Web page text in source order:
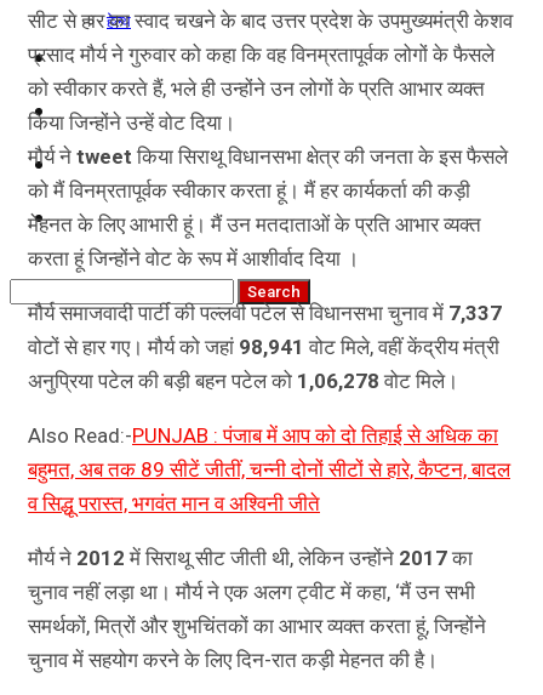
हेल्थ
क्राइम
कृषि
धर्म
विज्ञान तकनीकी
सीट से हार का स्वाद चखने के बाद उत्तर प्रदेश के उपमुख्यमंत्री केशव
प्रसाद मौर्य ने गुरुवार को कहा कि वह विनम्रतापूर्वक लोगों के फैसले
को स्वीकार करते हैं, भले ही उन्होंने उन लोगों के प्रति आभार व्यक्त
किया जिन्होंने उन्हें वोट दिया।
मौर्य ने tweet किया सिराथू विधानसभा क्षेत्र की जनता के इस फैसले
को मैं विनम्रतापूर्वक स्वीकार करता हूं। मैं हर कार्यकर्ता की कड़ी
मेहनत के लिए आभारी हूं। मैं उन मतदाताओं के प्रति आभार व्यक्त
करता हूं जिन्होंने वोट के रूप में आशीर्वाद दिया ।
मौर्य समाजवादी पार्टी की पल्लवी पटेल से विधानसभा चुनाव में 7,337
वोटों से हार गए। मौर्य को जहां 98,941 वोट मिले, वहीं केंद्रीय मंत्री
अनुप्रिया पटेल की बड़ी बहन पटेल को 1,06,278 वोट मिले।
Also Read:-PUNJAB : पंजाब में आप को दो तिहाई से अधिक का
बहुमत, अब तक 89 सीटें जीतीं, चन्‍नी दोनों सीटों से हारे, कैप्‍टन, बादल
व सिद्धू परास्‍त, भगवंत मान व अश्विनी जीते
मौर्य ने 2012 में सिराथू सीट जीती थी, लेकिन उन्होंने 2017का
चुनाव नहीं लड़ा था। मौर्य ने एक अलग ट्वीट में कहा, ‘मैं उन सभी
समर्थकों, मित्रों और शुभचिंतकों का आभार व्यक्त करता हूं, जिन्होंने
चुनाव में सहयोग करने के लिए दिन-रात कड़ी मेहनत की है।